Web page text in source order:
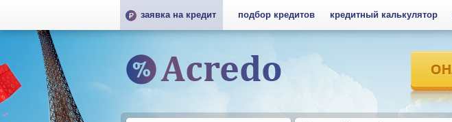
заявка на кредит подбор кредитов кредитный калькулятор